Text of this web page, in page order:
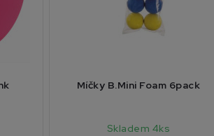
Míčky B.Mini Foam 6pack
Skladem 4ks